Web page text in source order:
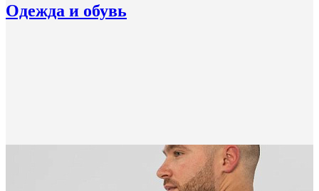
Одежда и обувь